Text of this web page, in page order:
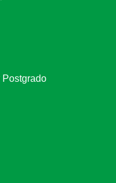
Postgrado